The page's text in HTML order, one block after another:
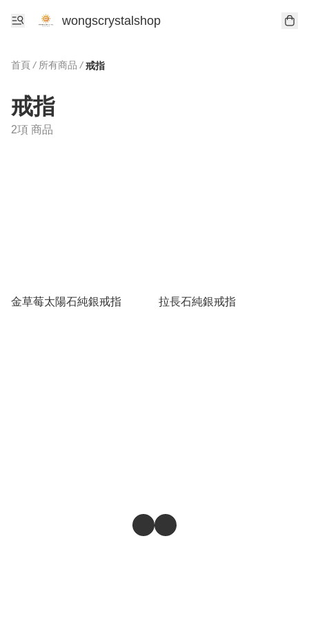
wongscrystalshop
首頁 / 所有商品 / 戒指
戒指
2項 商品
金草莓太陽石純銀戒指 拉長石純銀戒指